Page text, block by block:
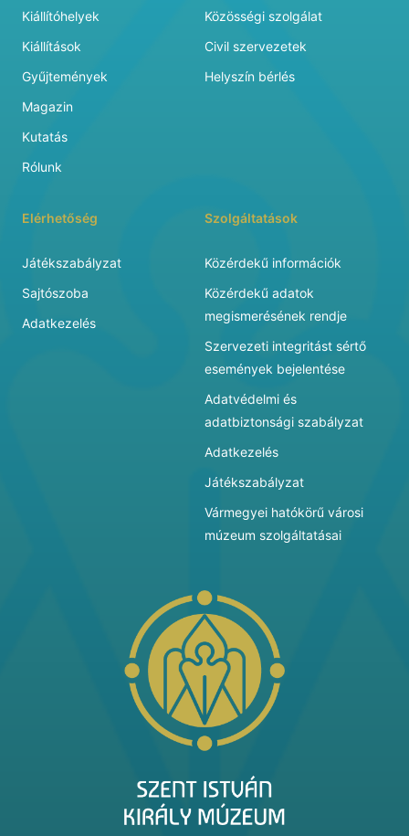
Kiállítóhelyek
Kiállítások
Gyűjtemények
Magazin
Kutatás
Rólunk
Közösségi szolgálat
Civil szervezetek
Helyszín bérlés
Elérhetőség
Játékszabályzat
Sajtószoba
Adatkezelés
Szolgáltatások
Közérdekű információk
Közérdekű adatok
megismerésének rendje
Szervezeti integritást sértő
események bejelentése
Adatvédelmi és
adatbiztonsági szabályzat
Adatkezelés
Játékszabályzat
Vármegyei hatókörű városi
múzeum szolgáltatásai